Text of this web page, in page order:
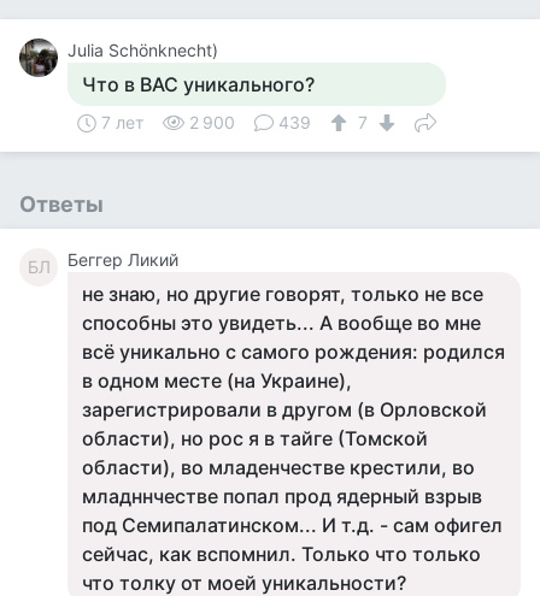
Julia Schönknecht)
Что в ВАС уникального?
7 лет 2 900 439 7
Ответы
БЛ Беггер Ликий
не знаю, но другие говорят, только не все
способны это увидеть... А вообще во мне
всё уникально с самого рождения: родился
в одном месте (на Украине),
зарегистрировали в другом (в Орловской
области), но рос я в тайге (Томской
области), во младенчестве крестили, во
младннчестве попал прод ядерный взрыв
под Семипалатинском... И т.д. - сам офигел
сейчас, как вспомнил. Только что только
что толку от моей уникальности?